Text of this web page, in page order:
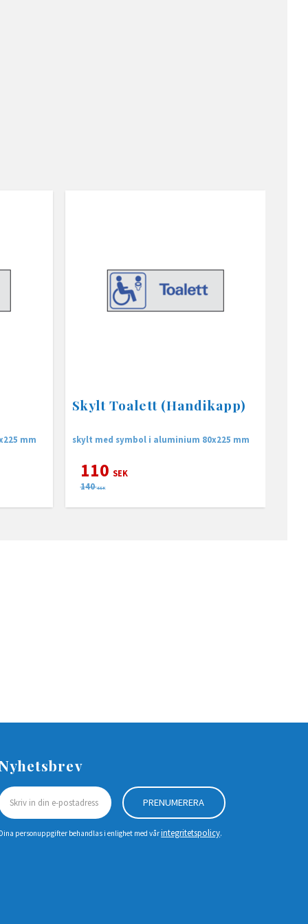
mm
Skylt Toalett (Handikapp)
skylt med symbol i aluminium 80x225 mm
110 SEK
140 SEK
PRENUMERERA
Dina personuppgifter behandlas i enlighet med vårintegritetspolicy.